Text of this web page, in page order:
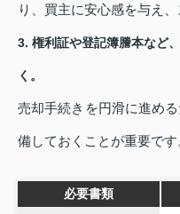
り、買主に安心感を与え
3. 権利証や登記簿謄本など
く。
売却手続きを円滑に進め
備しておくことが重要です
必要書類